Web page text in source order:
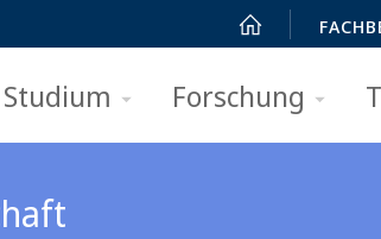
Studium Forschung